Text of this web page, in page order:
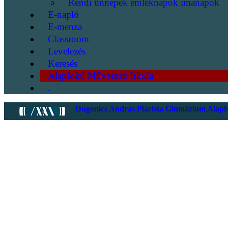
Rendi ünnepek emléknapok imanapok
E-napló
E-menza
Classroom
Levelezés
Keresés
Alapfokú Művészeti Iskola
.
Dugonics András Piarista Gimnázium